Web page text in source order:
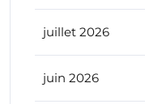
juillet 2026
juin 2026